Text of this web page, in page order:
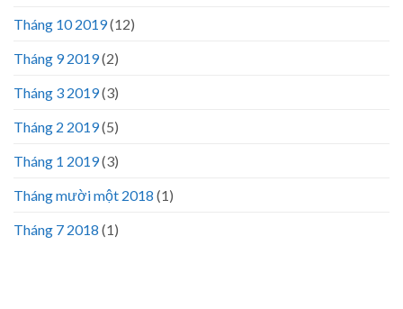
Tháng 10 2019(12)
Tháng 9 2019(2)
Tháng 3 2019(3)
Tháng 2 2019(5)
Tháng 1 2019(3)
Tháng mười một 2018 (1)
Tháng 7 2018 (1)